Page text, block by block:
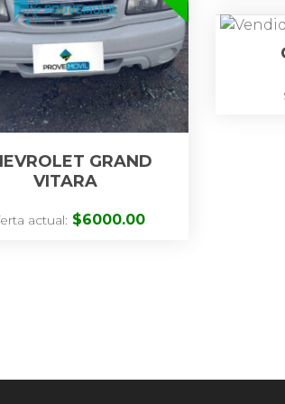
GRAND
VITARA
actual: $6000.00